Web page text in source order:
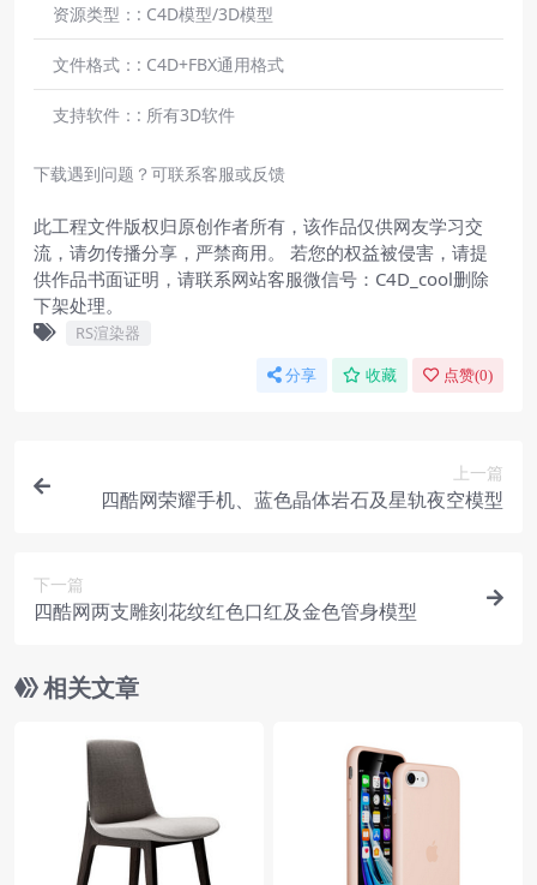
资源类型：: C4D模型/3D模型
文件格式：: C4D+FBX通用格式
支持软件：: 所有3D软件
下载遇到问题？可联系客服或反馈
此工程文件版权归原创作者所有，该作品仅供网友学习交
流，请勿传播分享，严禁商用。 若您的权益被侵害，请提
供作品书面证明，请联系网站客服微信号：C4D_cool删除
下架处理。
RS渲染器
分享 收藏 点赞(0)
上一篇
四酷网荣耀手机、蓝色晶体岩石及星轨夜空模型
下一篇
四酷网两支雕刻花纹红色口红及金色管身模型
相关文章